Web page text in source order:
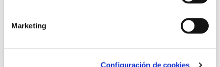
Marketing
Configuración de cookies
Caja fuerte seguridad 102-m empotrar mecanica fac 290